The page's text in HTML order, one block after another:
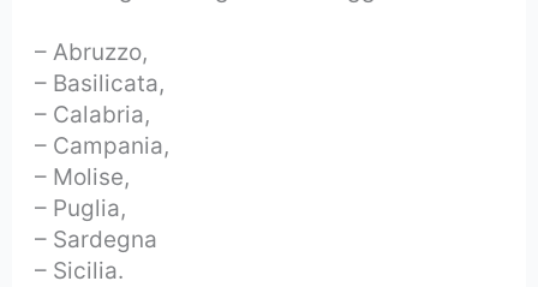
– Abruzzo,
– Basilicata,
– Calabria,
– Campania,
– Molise,
– Puglia,
– Sardegna
– Sicilia.